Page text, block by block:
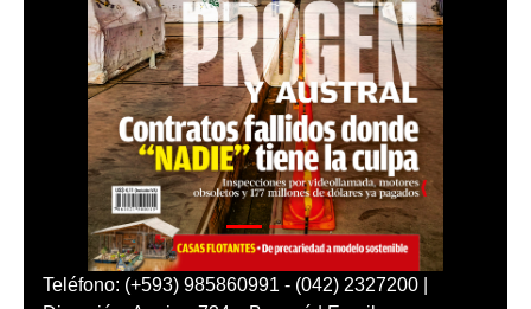
Teléfono: (+593) 985860991 - (042) 2327200 |